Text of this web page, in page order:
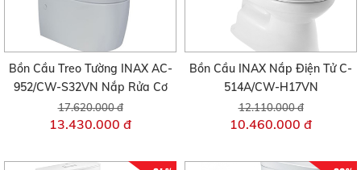
Bồn Cầu Treo Tường INAX AC-
952/CW-S32VN Nắp Rửa Cơ
17.620.000 đ
13.430.000 đ
Bồn Cầu INAX Nắp Điện Tử C-
514A/CW-H17VN
12.110.000 đ
10.460.000 đ